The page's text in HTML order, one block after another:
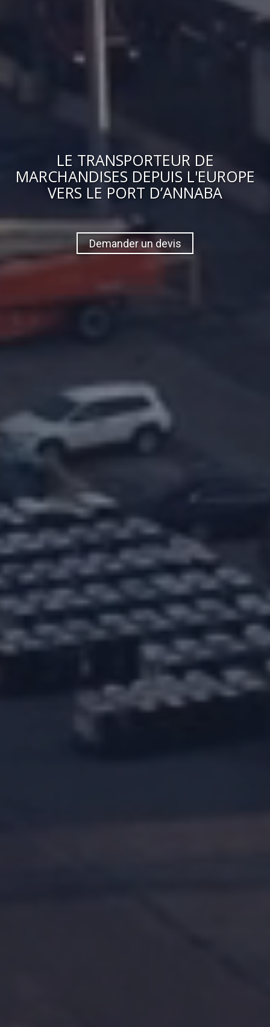
LE TRANSPORTEUR DE
MARCHANDISES DEPUIS L'EUROPE
VERS LE PORT D’ANNABA
Demander un devis